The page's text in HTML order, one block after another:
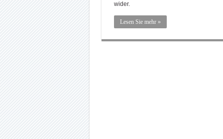
wider.
Lesen Sie mehr »